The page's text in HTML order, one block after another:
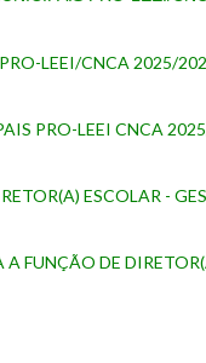
LEEI/CNCA 2025/
PRO-LEEI CNCA
ESCOLAR -
FUNÇÃO DE